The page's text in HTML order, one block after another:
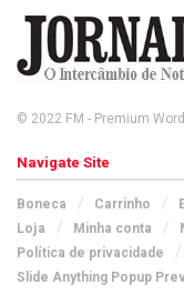
© 2022 FM - Premium
Navigate Site
Boneca Carrinho
Loja
Minha conta
Política de privacidade
Slide Anything Popup